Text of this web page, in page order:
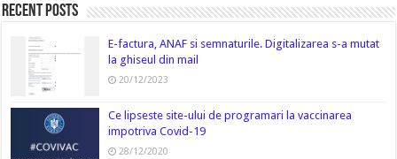
Recent Posts
E-factura, ANAF si semnaturile. Digitalizarea s-a mutat
la ghiseul din mail
20/12/2023
Ce lipseste site-ului de programari la vaccinarea
impotriva Covid-19
28/12/2020